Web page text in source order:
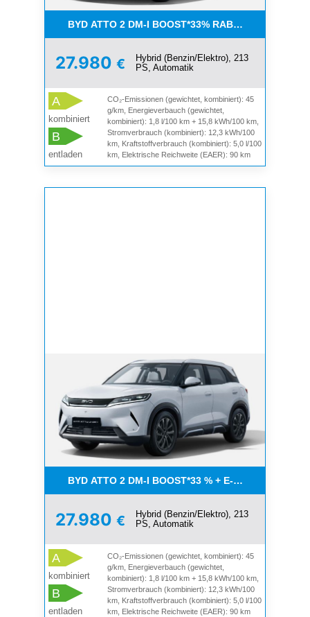
BYD ATTO 2 DM-I BOOST*33% RABATT + 4500
27.980 €
Hybrid (Benzin/Elektro), 213
PS, Automatik
A
kombiniert
B
entladen
CO₂-Emissionen (gewichtet, kombiniert): 45
g/km, Energieverbauch (gewichtet,
kombiniert): 1,8 l/100 km + 15,8 kWh/100 km,
Stromverbrauch (kombiniert): 12,3 kWh/100
km, Kraftstoffverbrauch (kombiniert): 5,0 l/100
km, Elektrische Reichweite (EAER): 90 km
BYD ATTO 2 DM-I BOOST*33 % + E-PRÄMIE BIS ZU
27.980 €
Hybrid (Benzin/Elektro), 213
PS, Automatik
A
kombiniert
B
entladen
CO₂-Emissionen (gewichtet, kombiniert): 45
g/km, Energieverbauch (gewichtet,
kombiniert): 1,8 l/100 km + 15,8 kWh/100 km,
Stromverbrauch (kombiniert): 12,3 kWh/100
km, Kraftstoffverbrauch (kombiniert): 5,0 l/100
km, Elektrische Reichweite (EAER): 90 km